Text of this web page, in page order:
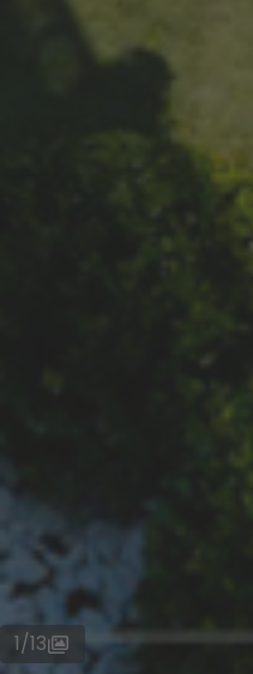
1/13